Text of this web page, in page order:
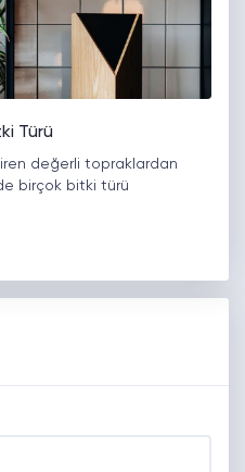
Türü
değerli topraklardan
birçok bitki türü